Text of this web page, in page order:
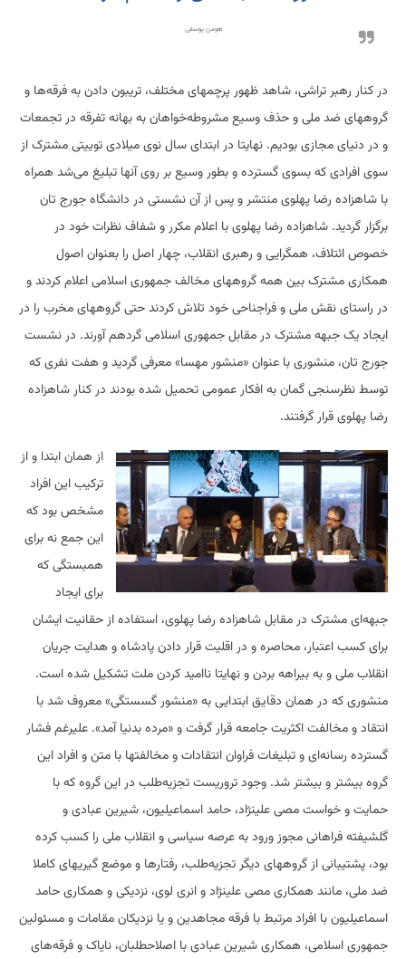
هومن یوسفی
در کنار رهبر تراشی، شاهد ظهور پرچمهای مختلف، تریبون دادن به فرقه‌ها و
گروههای ضد ملی و حذف وسیع مشروطه‌خواهان به بهانه تفرقه در تجمعات
و در دنیای مجازی بودیم. نهایتا در ابتدای سال نوی میلادی توییتی مشترک از
سوی افرادی که بسوی گسترده و بطور وسیع بر روی آنها تبلیغ می‌شد همراه
با شاهزاده رضا پهلوی منتشر و پس از آن نشستی در دانشگاه جورج تان
برگزار گردید. شاهزاده رضا پهلوی با اعلام مکرر و شفاف نظرات خود در
خصوص ائتلاف، همگرایی و رهبری انقلاب، چهار اصل را بعنوان اصول
همکاری مشترک بین همه گروههای مخالف جمهوری اسلامی اعلام کردند و
در راستای نقش ملی و فراجناحی خود تلاش کردند حتی گروههای مخرب را در
ایجاد یک جبهه مشترک در مقابل جمهوری اسلامی گردهم آورند. در نشست
جورج تان، منشوری با عنوان «منشور مهسا» معرفی گردید و هفت نفری که
توسط نظرسنجی گمان به افکار عمومی تحمیل شده بودند در کنار شاهزاده
رضا پهلوی قرار گرفتند.
از همان ابتدا و از
ترکیب این افراد
مشخص بود که
این جمع نه برای
همبستگی که
برای ایجاد
جبهه‌ای مشترک در مقابل شاهزاده رضا پهلوی، استفاده از حقانیت ایشان
برای کسب اعتبار، محاصره و در اقلیت قرار دادن پادشاه و هدایت جریان
انقلاب ملی و به بیراهه بردن و نهایتا ناامید کردن ملت تشکیل شده است.
منشوری که در همان دقایق ابتدایی به «منشور گسستگی» معروف شد با
انتقاد و مخالفت اکثریت جامعه قرار گرفت و «مرده بدنیا آمد». علیرغم فشار
گسترده رسانه‌ای و تبلیغات فراوان انتقادات و مخالفتها با متن و افراد این
گروه بیشتر و بیشتر شد. وجود تروریست تجزیه‌طلب در این گروه که با
حمایت و خواست مصی علینژاد، حامد اسماعیلیون، شیرین عبادی و
گلشیفته فراهانی مجوز ورود به عرصه سیاسی و انقلاب ملی را کسب کرده
بود، پشتیبانی از گروههای دیگر تجزیه‌طلب، رفتارها و موضع گیریهای کاملا
ضد ملی، مانند همکاری مصی علینژاد و انری لوی، نزدیکی و همکاری حامد
اسماعیلیون با افراد مرتبط با فرقه مجاهدین و یا نزدیکان مقامات و مسئولین
جمهوری اسلامی، همکاری شیرین عبادی با اصلاحطلبان، نایاک و فرقه‌های